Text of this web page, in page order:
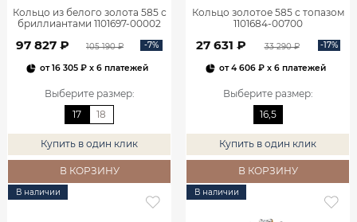
Кольцо из белого золота 585 с
бриллиантами 1101697-00002
97 827 ₽ 105 190 ₽ -7%
от16 305 ₽ x 6 платежей
Выберите размер:
17
18
Купить в один клик
В КОРЗИНУ
Кольцо золотое 585 с топазом
1101684-00700
27 631 ₽ 33 290 ₽ -17%
от4 606 ₽ x 6 платежей
Выберите размер:
16,5
Купить в один клик
В КОРЗИНУ
В наличии В наличии